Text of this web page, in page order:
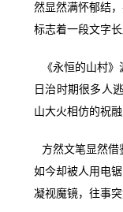
然显然满怀郁结
标志着一段文字
《永恒的山村
日治时期很多人
山大火相仿的祝
方然文笔显然借
如今却被人用电
凝视魔镜，往事